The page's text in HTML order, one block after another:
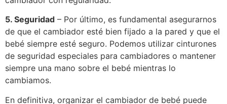
5. Seguridad – Por último, es fundamental asegurarnos
de que el cambiador esté bien fijado a la pared y que el
bebé siempre esté seguro. Podemos utilizar cinturones
de seguridad especiales para cambiadores o mantener
siempre una mano sobre el bebé mientras lo
cambiamos.
En definitiva, organizar el cambiador de bebé puede